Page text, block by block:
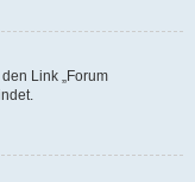
Link „Forum